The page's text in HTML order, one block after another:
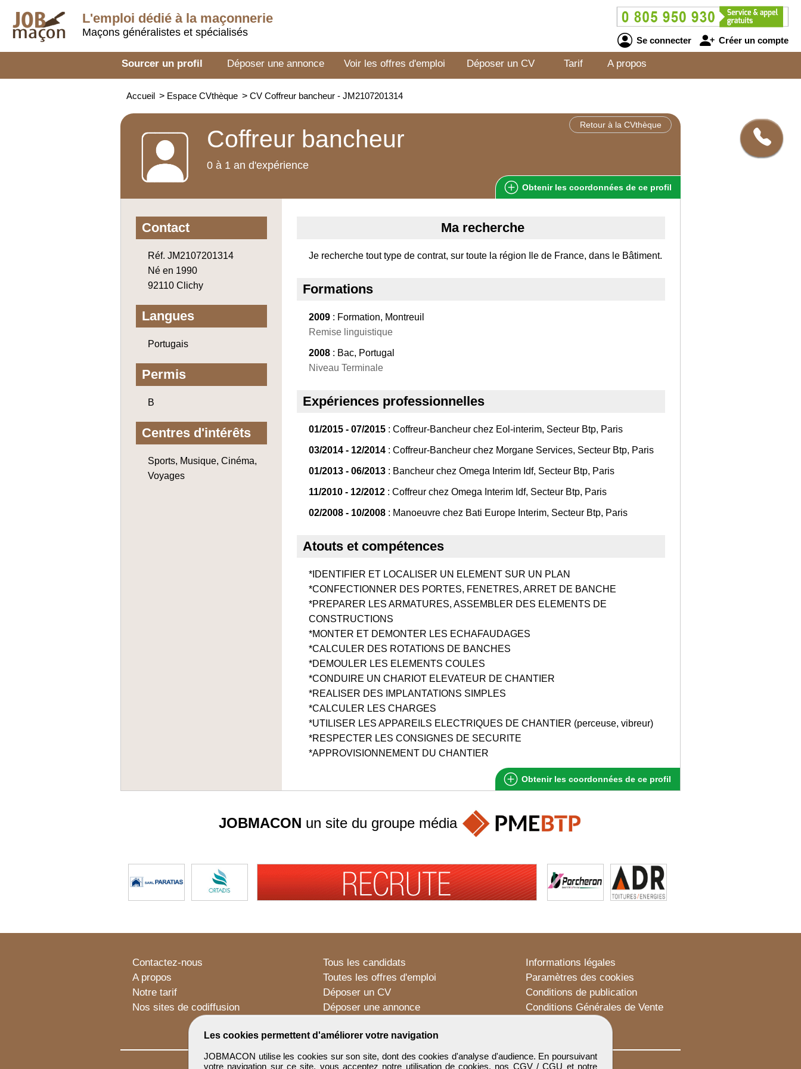
L'emploi dédié à la maçonnerie
Maçons généralistes et spécialisés
Se connecter Créer un compte
Sourcer un profil Déposer une annonce Voir les offres d'emploi Déposer un CV Tarif A propos
Accueil > Espace CVthèque > CV Coffreur bancheur - JM2107201314
Retour à la CVthèque
Coffreur bancheur
0 à 1 an d'expérience
Obtenir les coordonnées de ce profil
Contact
Réf. JM2107201314
Né en 1990
92110 Clichy
Langues
Portugais
Permis
B
Centres d'intérêts
Sports, Musique, Cinéma,
Voyages
Ma recherche
Je recherche tout type de contrat, sur toute la région Ile de France, dans le Bâtiment.
Formations
2009 : Formation, Montreuil
Remise linguistique
2008 : Bac, Portugal
Niveau Terminale
Expériences professionnelles
01/2015 - 07/2015 : Coffreur-Bancheur chez Eol-interim, Secteur Btp, Paris
03/2014 - 12/2014 : Coffreur-Bancheur chez Morgane Services, Secteur Btp, Paris
01/2013 - 06/2013 : Bancheur chez Omega Interim Idf, Secteur Btp, Paris
11/2010 - 12/2012 : Coffreur chez Omega Interim Idf, Secteur Btp, Paris
02/2008 - 10/2008 : Manoeuvre chez Bati Europe Interim, Secteur Btp, Paris
Atouts et compétences
*IDENTIFIER ET LOCALISER UN ELEMENT SUR UN PLAN
*CONFECTIONNER DES PORTES, FENETRES, ARRET DE BANCHE
*PREPARER LES ARMATURES, ASSEMBLER DES ELEMENTS DE
CONSTRUCTIONS
*MONTER ET DEMONTER LES ECHAFAUDAGES
*CALCULER DES ROTATIONS DE BANCHES
*DEMOULER LES ELEMENTS COULES
*CONDUIRE UN CHARIOT ELEVATEUR DE CHANTIER
*REALISER DES IMPLANTATIONS SIMPLES
*CALCULER LES CHARGES
*UTILISER LES APPAREILS ELECTRIQUES DE CHANTIER (perceuse, vibreur)
*RESPECTER LES CONSIGNES DE SECURITE
*APPROVISIONNEMENT DU CHANTIER
Obtenir les coordonnées de ce profil
Les cookies permettent d'améliorer votre navigation
JOBMACON utilise les cookies sur son site, dont des cookies d'analyse d'audience. En poursuivant
votre navigation sur ce site, vous acceptez notre utilisation de cookies, nos CGV / CGU et notre
JOBMACON un site du groupe média
Contactez-nous
A propos
Notre tarif
Nos sites de codiffusion
Tous les candidats
Toutes les offres d'emploi
Déposer un CV
Déposer une annonce
Informations légales
Paramètres des cookies
Conditions de publication
Conditions Générales de Vente